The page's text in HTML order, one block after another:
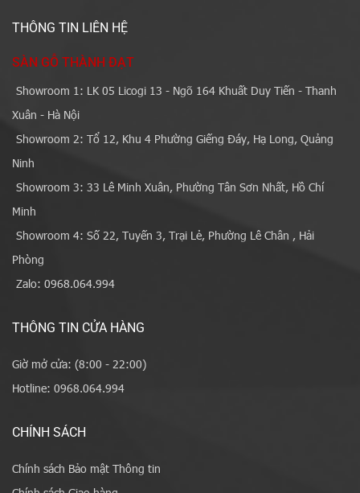
THÔNG TIN LIÊN HỆ
SÀN GỖ THÀNH ĐẠT
Showroom 1: LK 05 Licogi 13 - Ngõ 164 Khuất Duy Tiến - Thanh
Xuân - Hà Nội
Showroom 2: Tổ 12, Khu 4 Phường Giếng Đáy, Hạ Long, Quảng
Ninh
Showroom 3: 33 Lê Minh Xuân, Phường Tân Sơn Nhất, Hồ Chí
Minh
Showroom 4: Số 22, Tuyến 3, Trại Lẻ, Phường Lê Chân , Hải
Phòng
Zalo: 0968.064.994
THÔNG TIN CỬA HÀNG
Giờ mở cửa: (8:00 - 22:00)
Hotline: 0968.064.994
CHÍNH SÁCH
Chính sách Bảo mật Thông tin